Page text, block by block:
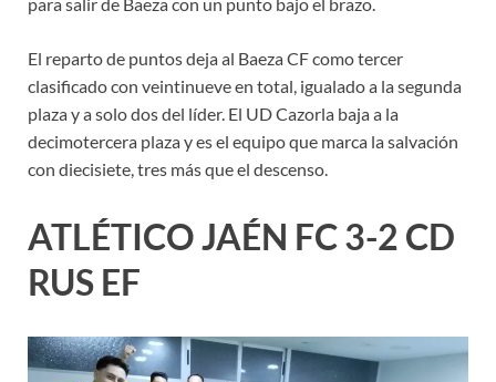
El reparto de puntos deja al Baeza CF como tercer
clasificado con veintinueve en total, igualado a la segunda
plaza y a solo dos del líder. El UD Cazorla baja a la
decimotercera plaza y es el equipo que marca la salvación
con diecisiete, tres más que el descenso.
ATLÉTICO JAÉN FC 3-2 CD
RUS EF